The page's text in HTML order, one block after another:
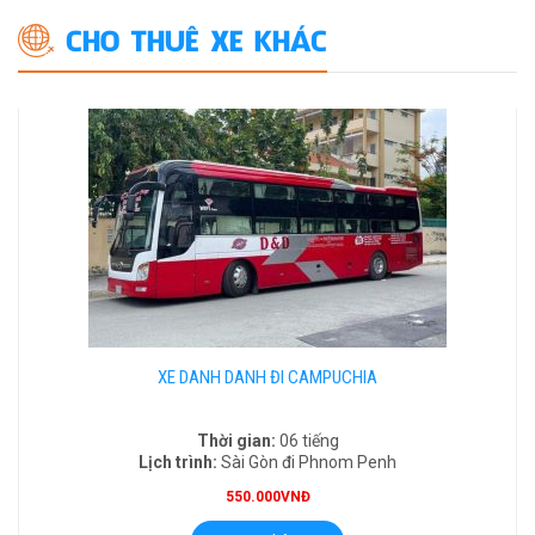
CHO THUÊ XE KHÁC
XE DANH DANH ĐI CAMPUCHIA
Thời gian: 06 tiếng
Lịch trình: Sài Gòn đi Phnom Penh
550.000VNĐ